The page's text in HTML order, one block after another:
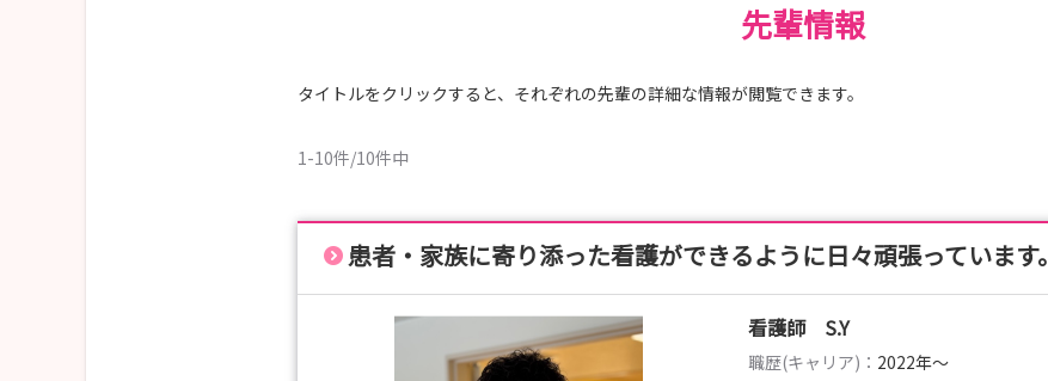
地域の文化を世界に発信する店舗の総称」だそうです
天気のいい日にはテラス席から川を見ながらぼんやりできる癒しスポットです
是非一度釧路へお越しください
涼しさに驚きます！一度でも体験してみたい方は当院へのエントリーお待ちしております🥰
先輩情報
タイトルをクリックすると、それぞれの先輩の詳細な情報が閲覧できます。
1-10件/10件中
患者・家族に寄り添った看護ができるように日々頑張っています。
看護師 S.Y
職歴(キャリア)： 2022年〜